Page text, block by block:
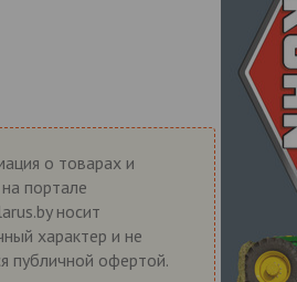
о товарах и
на портале
носит
характер и не
публичной офертой.